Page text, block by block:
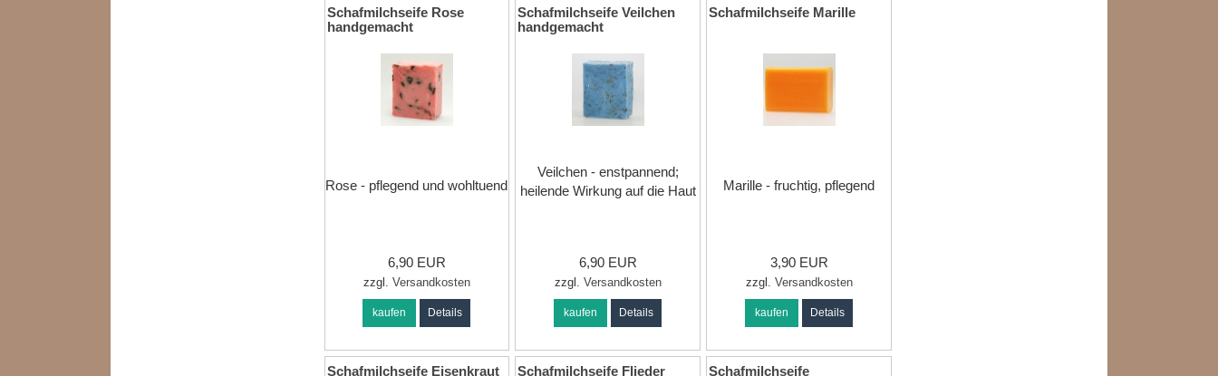
Schafmilchseife Rose
handgemacht
Rose - pflegend und wohltuend
6,90 EUR
zzgl. Versandkosten
kaufen Details
Schafmilchseife Veilchen
handgemacht
Veilchen - enstpannend;
heilende Wirkung auf die Haut
6,90 EUR
zzgl. Versandkosten
kaufen Details
Schafmilchseife Marille
Marille - fruchtig, pflegend
3,90 EUR
zzgl. Versandkosten
kaufen Details
Schafmilchseife Eisenkraut
Schafmilchseife Flieder
Schafmilchseife